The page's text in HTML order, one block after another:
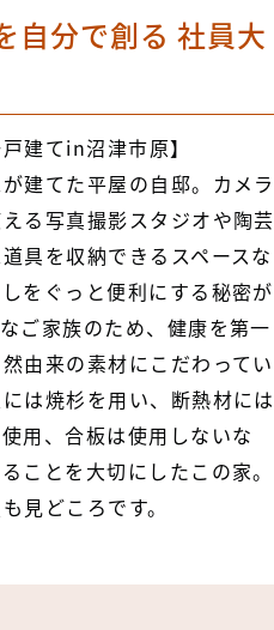
自分で創る 社員大
建てin沼津市原】
建てた平屋の自邸。カメラ
る写真撮影スタジオや陶芸
具を収納できるスペースな
をぐっと便利にする秘密が
ご家族のため、健康を第一
由来の素材にこだわってい
は焼杉を用い、断熱材には
用、合板は使用しないな
ことを大切にしたこの家。
見どころです。